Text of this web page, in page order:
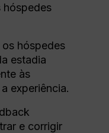
hóspedes
os hóspedes
estadia
às
experiência.
e corrigir